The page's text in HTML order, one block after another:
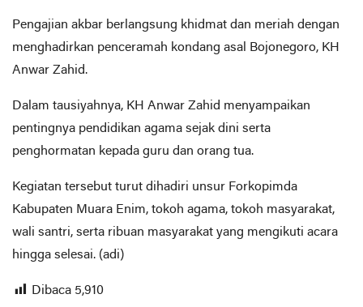
Pengajian akbar berlangsung khidmat dan meriah dengan
menghadirkan penceramah kondang asal Bojonegoro, KH
Anwar Zahid.
Dalam tausiyahnya, KH Anwar Zahid menyampaikan
pentingnya pendidikan agama sejak dini serta
penghormatan kepada guru dan orang tua.
Kegiatan tersebut turut dihadiri unsur Forkopimda
Kabupaten Muara Enim, tokoh agama, tokoh masyarakat,
wali santri, serta ribuan masyarakat yang mengikuti acara
hingga selesai. (adi)
Dibaca 5,910